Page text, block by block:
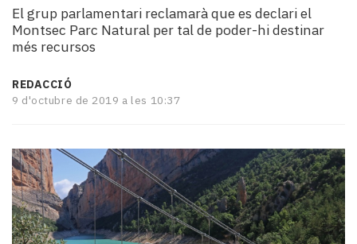
Cultura
Esports
Mai
TV
i
El
temps
Reportatges
Entrevistes
Enquestes
A
El grup parlamentari reclamarà que es declari el
Montsec Parc Natural per tal de poder-hi destinar
més recursos
REDACCIÓ
9 d'octubre de 2019 a les 10:37